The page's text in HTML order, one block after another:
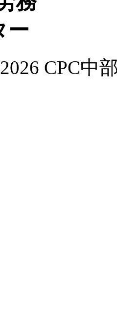
2026 CPC中